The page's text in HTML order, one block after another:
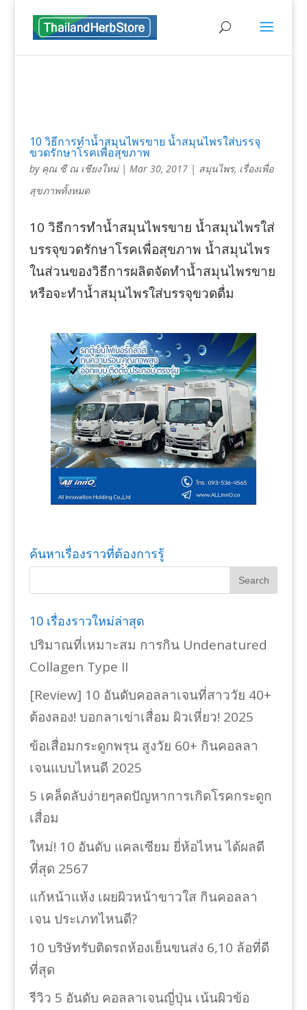
10 วิธีการทำน้ำสมุนไพรขาย น้ำสมุนไพรใส่บรรจุ
ขวดรักษาโรคเพื่อสุขภาพ
by คุณ ซี ณ เชียงใหม่| Mar 30, 2017| สมุนไพร, เรื่องเพื่อ
สุขภาพทั้งหมด
10 วิธีการทำน้ำสมุนไพรขาย น้ำสมุนไพรใส่
บรรจุขวดรักษาโรคเพื่อสุขภาพ น้ำสมุนไพร
ในส่วนของวิธีการผลิตจัดทำน้ำสมุนไพรขาย
หรือจะทำน้ำสมุนไพรใส่บรรจุขวดดื่ม
ค้นหาเรื่องราวที่ต้องการรู้
10 เรื่องราวใหม่ล่าสุด
ปริมาณที่เหมาะสม การกิน Undenatured
Collagen Type II
[Review] 10 อันดับคอลลาเจนที่สาววัย 40+
ต้องลอง! บอกลาเข่าเสื่อม ผิวเหี่ยว! 2025
ข้อเสื่อมกระดูกพรุน สูงวัย 60+ กินคอลลา
เจนแบบไหนดี 2025
5 เคล็ดลับง่ายๆลดปัญหาการเกิดโรคกระดูก
เสื่อม
ใหม่! 10 อันดับ แคลเซียม ยี่ห้อไหน ได้ผลดี
ที่สุด 2567
แก้หน้าแห้ง เผยผิวหน้าขาวใส กินคอลลา
เจน ประเภทไหนดี?
10 บริษัทรับติดรถห้องเย็นขนส่ง 6,10 ล้อที่ดี
ที่สุด
รีวิว 5 อันดับ คอลลาเจนญี่ปุ่น เน้นผิวข้อ